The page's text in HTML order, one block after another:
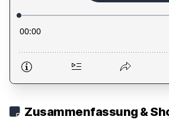
Zusammenfassung &